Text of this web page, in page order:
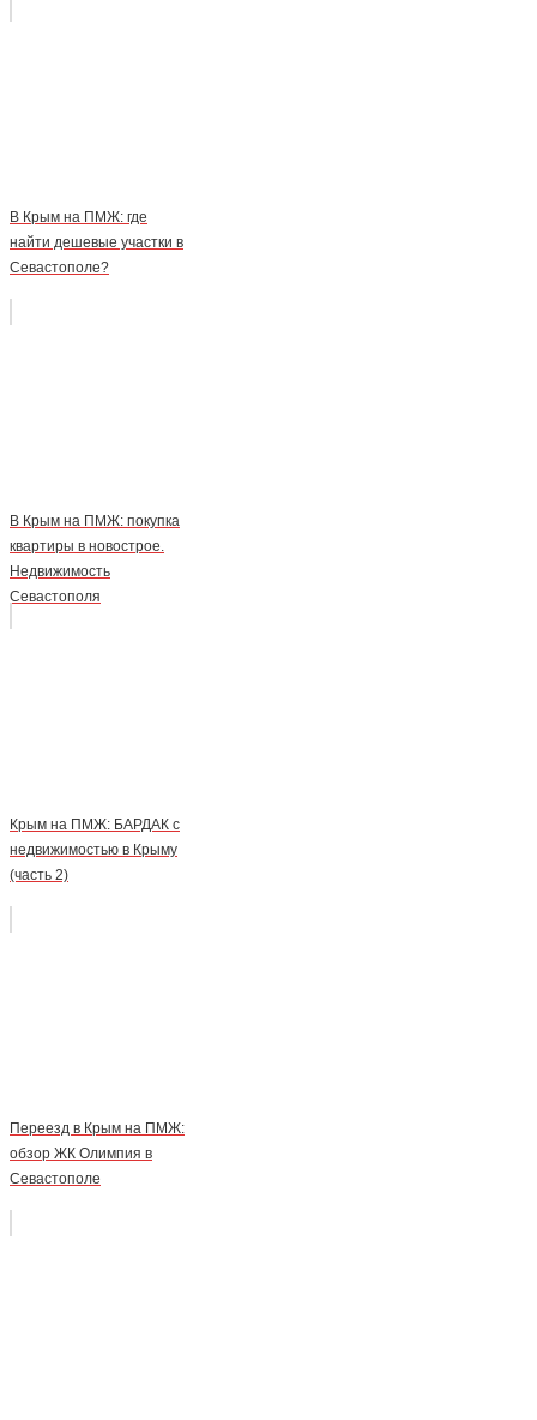
В Крым на ПМЖ: где
найти дешевые участки в
Севастополе?
В Крым на ПМЖ: покупка
квартиры в новострое.
Недвижимость
Севастополя
Крым на ПМЖ: БАРДАК с
недвижимостью в Крыму
(часть 2)
Переезд в Крым на ПМЖ:
обзор ЖК Олимпия в
Севастополе